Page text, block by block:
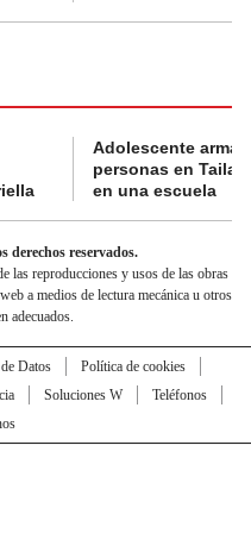
Adolescente
personas en
en una escuela
derechos reservados.
las reproducciones y usos de las obras
a medios de lectura mecánica u otros
adecuados.
Datos
Política de cookies
Soluciones W
Teléfonos